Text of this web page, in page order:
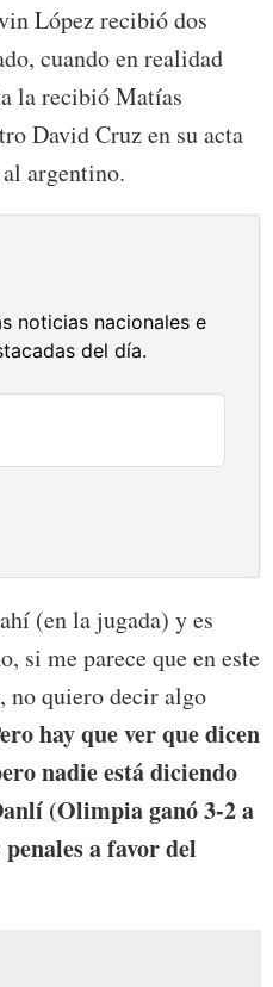
López recibió dos
cuando en realidad
la recibió Matías
David Cruz en su acta
argentino.
noticias nacionales e
del día.
(en la jugada) y es
si me parece que en este
no quiero decir algo
hay que ver que dicen
nadie está diciendo
(Olimpia ganó 3-2 a
a favor del